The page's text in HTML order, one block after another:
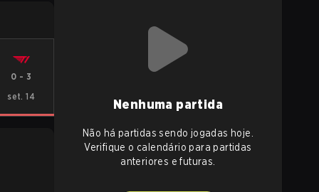
0 - 3
set. 14
Nenhuma partida
Não há partidas sendo jogadas hoje.
Verifique o calendário para partidas
anteriores e futuras.